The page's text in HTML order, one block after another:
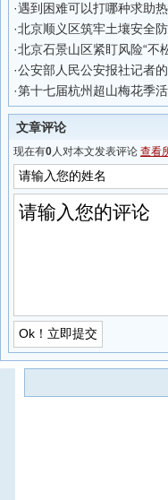
·遇到困难可以打哪种求助
·北京顺义区筑牢土壤安全
·北京石景山区紧盯风险“不
·公安部人民公安报社记者
·第十七届杭州超山梅花季
文章评论
现在有0人对本文发表评论 查看